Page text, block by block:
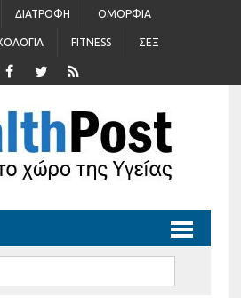
ΔΙΑΤΡΟΦΉ ΟΜΟΡΦΙΆ
FITNESS ΣΈΞ